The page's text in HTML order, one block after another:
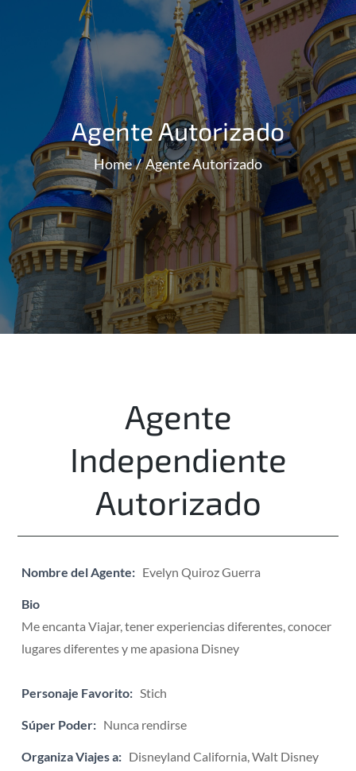
Agente Autorizado
Home Agente Autorizado
Agente
Independiente
Autorizado
Nombre del Agente: Evelyn Quiroz Guerra
Bio
Me encanta Viajar, tener experiencias diferentes, conocer
lugares diferentes y me apasiona Disney
Personaje Favorito: Stich
Súper Poder: Nunca rendirse
Organiza Viajes a: Disneyland California, Walt Disney